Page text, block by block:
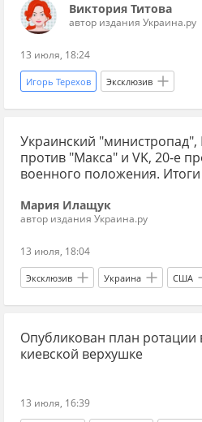
Виктория Титова
автор издания Украина.ру
13 июля, 18:24
Игорь Терехов Эксклюзив
На площадях и площадках
Владимир Зеленский Михаил
Сергей Корецкий
Украинский "министропад",
против "Макса" и VK, 20-е
военного положения.
Мария Илащук
автор издания Украина.ру
13 июля, 18:04
Эксклюзив Украина США
Владимир Зеленский Сергей
ЕС Верховная Рада
Ольга Стефанишина
Опубликован план ротации
киевской верхушке
13 июля, 16:39